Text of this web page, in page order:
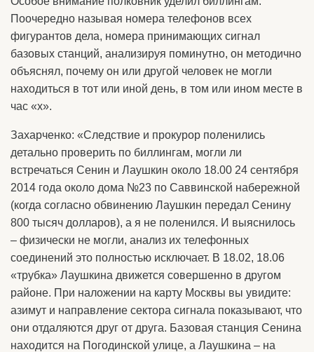
Поочередно называя номера телефонов всех
фигурантов дела, номера принимающих сигнал
базовых станций, анализируя поминутно, он методично
объяснял, почему он или другой человек не могли
находиться в тот или иной день, в том или ином месте в
час «х».
Захарченко: «Следствие и прокурор поленились
детально проверить по биллингам, могли ли
встречаться Сенин и Лаушкин около 18.00 24 сентября
2014 года около дома №23 по Саввинской набережной
(когда согласно обвинению Лаушкин передал Сенину
800 тысяч долларов), а я не поленился. И выяснилось
– физически не могли, анализ их телефонных
соединений это полностью исключает. В 18.02, 18.06
«трубка» Лаушкина движется совершенно в другом
районе. При наложении на карту Москвы вы увидите:
азимут и направление сектора сигнала показывают, что
они отдаляются друг от друга. Базовая станция Сенина
находится на Погодинской улице, а Лаушкина – на